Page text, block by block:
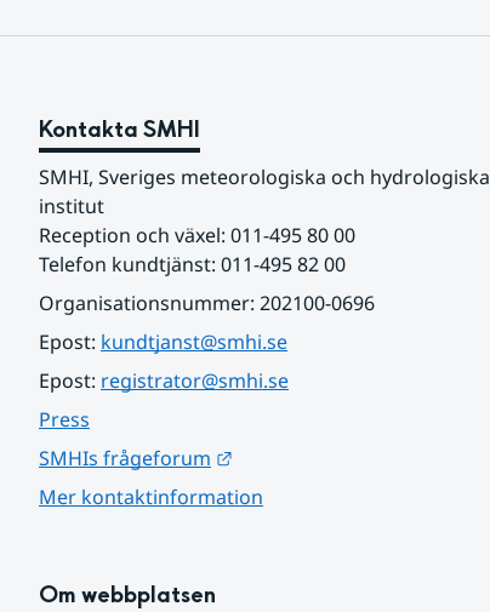
Kontakta SMHI
SMHI, Sveriges meteorologiska och hydrologiska
institut
Reception och växel: 011-495 80 00
Telefon kundtjänst: 011-495 82 00
Organisationsnummer: 202100-0696
Epost: kundtjanst@smhi.se
Epost: registrator@smhi.se
Press
SMHIs frågeforum
Mer kontaktinformation
Om webbplatsen